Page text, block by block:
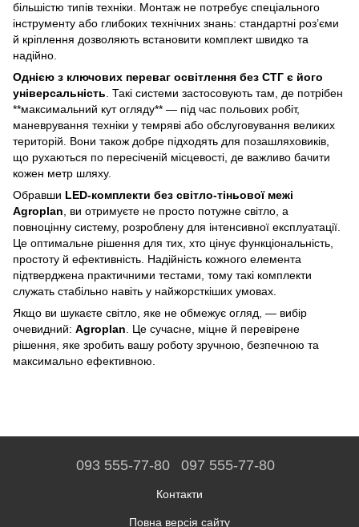
більшістю типів техніки. Монтаж не потребує спеціального
інструменту або глибоких технічних знань: стандартні роз’єми
й кріплення дозволяють встановити комплект швидко та
надійно.
Однією з ключових переваг освітлення без СТГ є його
універсальність . Такі системи застосовують там, де потрібен
**максимальний кут огляду** — під час польових робіт,
маневрування техніки у темряві або обслуговування великих
територій. Вони також добре підходять для позашляховиків,
що рухаються по пересіченій місцевості, де важливо бачити
кожен метр шляху.
Обравши LED-комплекти без світло-тіньової межі
Agroplan , ви отримуєте не просто потужне світло, а
повноцінну систему, розроблену для інтенсивної експлуатації.
Це оптимальне рішення для тих, хто цінує функціональність,
простоту й ефективність. Надійність кожного елемента
підтверджена практичними тестами, тому такі комплекти
служать стабільно навіть у найжорсткіших умовах.
Якщо ви шукаєте світло, яке не обмежує огляд, — вибір
очевидний: Agroplan . Це сучасне, міцне й перевірене
рішення, яке зробить вашу роботу зручною, безпечною та
максимально ефективною.
093 555-77-80 097 555-77-80
Контакти
Повна версія сайту